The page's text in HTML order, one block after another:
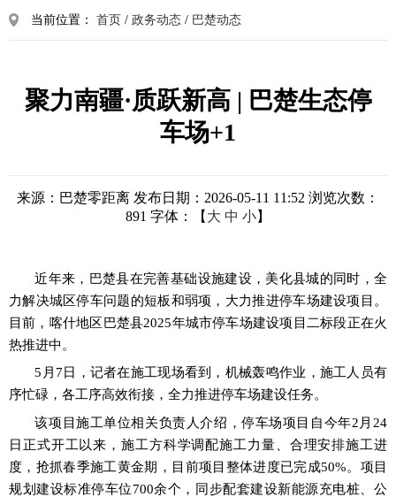
当前位置： 首页 / 政务动态 / 巴楚动态
聚力南疆·质跃新高 | 巴楚生态停
车场+1
来源：巴楚零距离 发布日期：2026-05-11 11:52 浏览次数：
891 字体：【 大 中 小】
近年来 ， 巴楚县在完善基础设施建设，美化县城的同时，全
力解决城区停车问题的短板和弱项 ， 大力推进停车场建设项目。
目前，喀什地区巴楚县2025年城市停车场建设项目二标段正在火
热推进中。
5月7日
，记者在施工现场看到，机械轰鸣作业，施工人员有
序忙碌，各工序高效衔接，全力推进停车场建设任务。
该项目施工单位相关负责人介绍，停车场项目自今年2月24
日正式开工以来，施工方科学调配施工力量、合理安排施工进
度，抢抓春季施工黄金期，目前项目整体进度已完成50%。项目
规划建设标准停车位700余个，同步配套建设新能源充电桩、公